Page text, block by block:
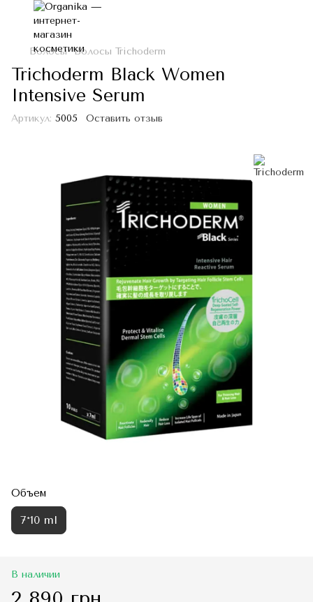
Волосы Волосы Trichoderm
Trichoderm Black Women
Intensive Serum
Артикул: 5005 Оставить отзыв
Объем
7*10 ml
В наличии